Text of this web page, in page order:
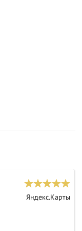
Яндекс.Карты